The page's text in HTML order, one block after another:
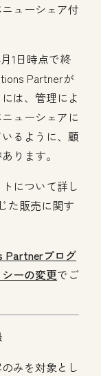
ューシェア付
1日時点で終
Partnerが
は、管理によ
ューシェアに
るように、顧
ります。
について詳し
た販売に関す
Partnerプログ
ーの変更でご
みを対象とし